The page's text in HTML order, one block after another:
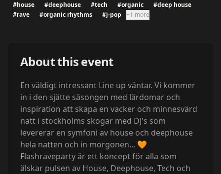
#house #deephouse #tech #organic #deep house
#rave #organic rhythms #j-pop +1 more
About this event
En väldigt intressant Line up väntar. Vi kommer
in i den sjätte säsongen med lärdomar och
inspiration att skapa en vacker och minnesvärd
natt i stockholms skogar med DJ's som
levererar en symfoni av house och deephouse
hela natten och in morgonen... 🧡
Flashraveparty är ett koncept för alla som
älskar pulsen av House, Deephouse, Tech och